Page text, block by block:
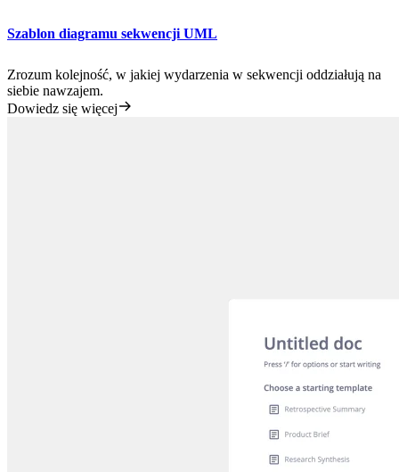
Szablon diagramu sekwencji UML
Zrozum kolejność, w jakiej wydarzenia w sekwencji oddziałują na
siebie nawzajem.
Dowiedz się więcej